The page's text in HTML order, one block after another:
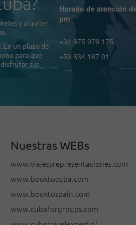
y alquiler
un plazo de
para que
sus
Horario de atención
pm
+34 675 976 175
+53 634 187 01
Nuestras WEBs
www.viajesyrepresentaciones.com
www.booktocuba.com
www.booktospain.com
www.cubaforgroups.com